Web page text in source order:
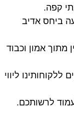
קפה.
מ-35 שנה וידועה ביחס אדיב
מתוך אמון וכבוד
ללקוחותינו ליווי
לרשותכם.